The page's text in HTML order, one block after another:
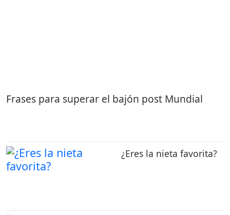
Frases para superar el bajón post Mundial
¿Eres la nieta favorita?